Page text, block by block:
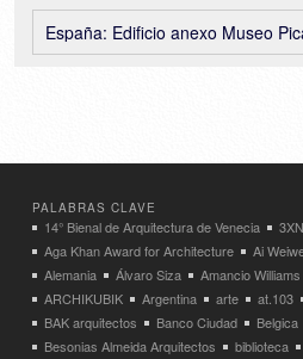
España: Edificio anexo Museo Picasso, Barcelona – GARCÉS – DE SETA
PALABRAS CLAVE
14° Bienal de Arquitectura de Venecia 3XN
Aga Khan Award for Architecture
Ai
Alemania
Álvaro Siza Amancio Williams
ARCHIKUBIK
Argentina arte at.103
BAK arquitectos
Banco Ciudad Belgica
Besonias Almeida Arquitectos
biblioteca